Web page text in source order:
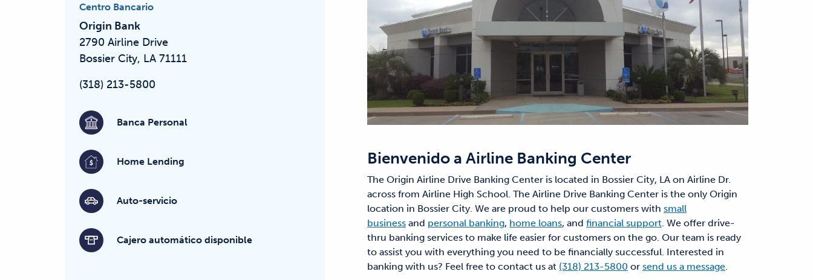
Centro Bancario
Origin Bank
2790 Airline Drive
Bossier City, LA 71111
(318) 213-5800
Banca Personal
Home Lending
Auto-servicio
Cajero automático disponible
Bienvenido a Airline Banking Center
The Origin Airline Drive Banking Center is located in Bossier City, LA on Airline Dr.
across from Airline High School. The Airline Drive Banking Center is the only Origin
location in Bossier City. We are proud to help our customers with small
business and personal banking, home loans, and financial support. We offer drive-
thru banking services to make life easier for customers on the go. Our team is ready
to assist you with everything you need to be financially successful. Interested in
banking with us? Feel free to contact us at (318) 213-5800 or send us a message.